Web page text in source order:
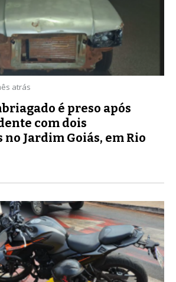
atrás
é preso após
com dois
Jardim Goiás, em Rio